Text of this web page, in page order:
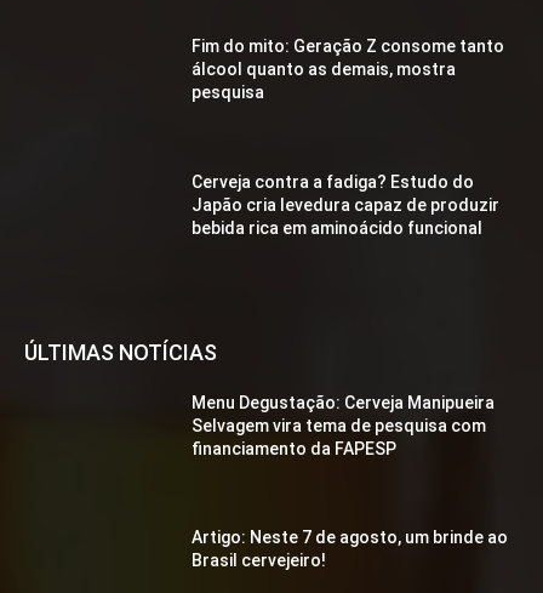
Fim do mito: Geração Z consome tanto
álcool quanto as demais, mostra
pesquisa
Cerveja contra a fadiga? Estudo do
Japão cria levedura capaz de produzir
bebida rica em aminoácido funcional
ÚLTIMAS NOTÍCIAS
Menu Degustação: Cerveja Manipueira
Selvagem vira tema de pesquisa com
financiamento da FAPESP
Artigo: Neste 7 de agosto, um brinde ao
Brasil cervejeiro!